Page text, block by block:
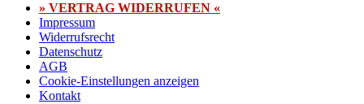
» VERTRAG WIDERRUFEN «
Impressum
Widerrufsrecht
Datenschutz
AGB
Cookie-Einstellungen anzeigen
Kontakt